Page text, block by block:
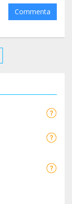
Commenta